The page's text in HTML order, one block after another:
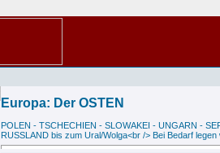
Europa: Der OSTEN
POLEN - TSCHECHIEN - SLOWAKEI - UNGARN -
RUSSLAND bis zum Ural/Wolga<br /> Bei Bedarf